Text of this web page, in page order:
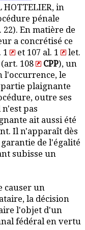
HOTTELIER, in
pénale
22). En matière de
a concrétisé ce
1 et 107 al. 1
let.
108 CPP), un
l'occurrence, le
plaignante
outre ses
pas
ait aussi été
Il n'apparaît dès
de l'égalité
subisse un
causer un
la décision
l'objet d'un
fédéral en vertu